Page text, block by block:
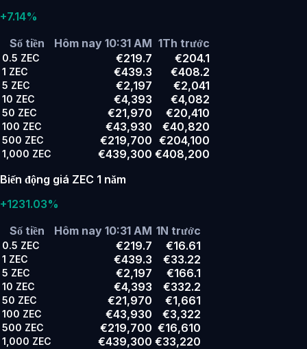
+7.14%
Số tiền
Hôm nay 10:31 AM 1Th trước
0.5 ZEC €219.7 €204.1
1 ZEC €439.3 €408.2
5 ZEC €2,197 €2,041
10 ZEC €4,393 €4,082
50 ZEC €21,970 €20,410
100 ZEC €43,930 €40,820
500 ZEC €219,700 €204,100
1,000 ZEC €439,300 €408,200
Biến động giá ZEC 1 năm
+1231.03%
Số tiền
Hôm nay 10:31 AM 1N trước
0.5 ZEC €219.7 €16.61
1 ZEC €439.3 €33.22
5 ZEC €2,197 €166.1
10 ZEC €4,393 €332.2
50 ZEC €21,970 €1,661
100 ZEC €43,930 €3,322
500 ZEC €219,700 €16,610
1,000 ZEC €439,300 €33,220